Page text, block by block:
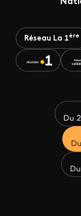
Réseau La 1ère
Du